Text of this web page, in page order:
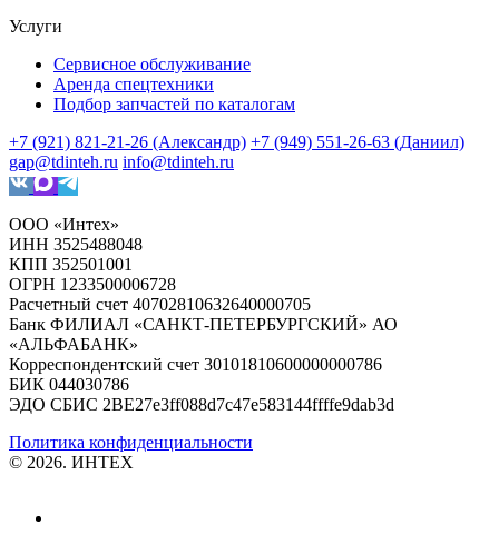
Услуги
Сервисное обслуживание
Аренда спецтехники
Подбор запчастей по каталогам
+7 (921) 821-21-26 (Александр) +7 (949) 551-26-63 (Даниил)
gap@tdinteh.ru info@tdinteh.ru
ООО «Интех»
ИНН 3525488048
КПП 352501001
ОГРН 1233500006728
Расчетный счет 40702810632640000705
Банк ФИЛИАЛ «САНКТ-ПЕТЕРБУРГСКИЙ» АО
«АЛЬФАБАНК»
Корреспондентский счет 30101810600000000786
БИК 044030786
ЭДО СБИС 2BE27e3ff088d7c47e583144ffffe9dab3d
Политика конфиденциальности
© 2026. ИНТЕХ